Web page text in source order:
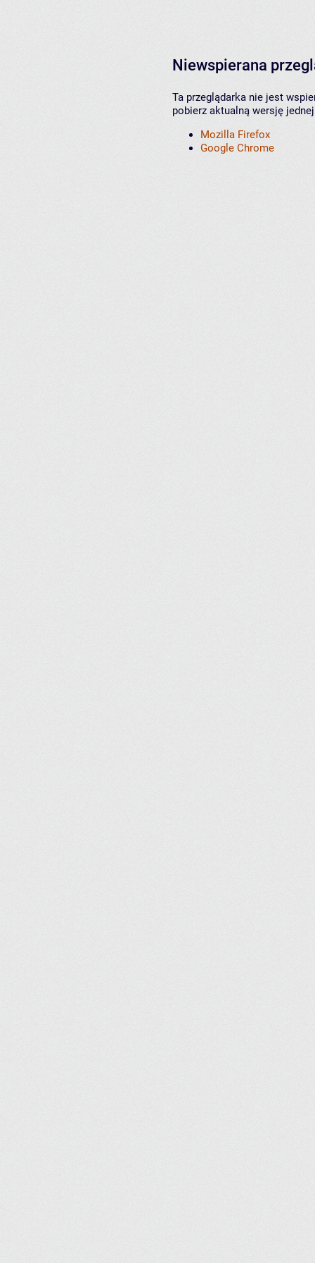
Niewspierana
Ta przeglądarka nie jest
pobierz aktualną wersję
Mozilla Firefox
Google Chrome